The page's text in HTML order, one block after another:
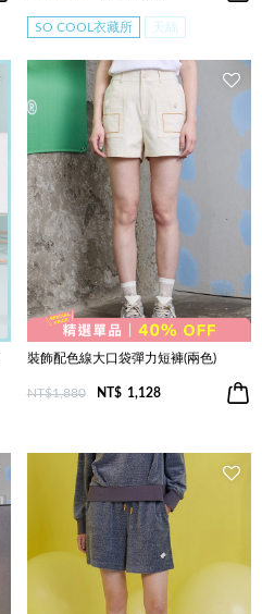
SO COOL衣藏所 天絲
裝飾配色線大口袋彈力短褲(兩色)
NT$1,880 NT$ 1,128